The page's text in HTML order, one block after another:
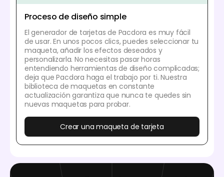
Proceso de diseño simple
El generador de tarjetas de Pacdora es muy fácil
de usar. En unos pocos clics, puedes seleccionar tu
maqueta, añadir los efectos deseados y
personalizarla. No necesitas pasar horas
entendiendo herramientas de diseño complicadas;
deja que Pacdora haga el trabajo por ti. Nuestra
biblioteca de maquetas en constante
actualización garantiza que nunca te quedes sin
nuevas maquetas para probar.
Crear una maqueta de tarjeta